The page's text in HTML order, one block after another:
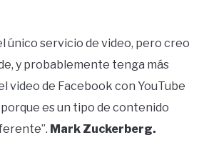
único servicio de video, pero creo
y probablemente tenga más
video de Facebook con YouTube
es un tipo de contenido
Mark Zuckerberg.